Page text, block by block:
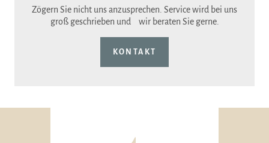
Zögern Sie nicht uns anzusprechen. Service wird bei uns
groß geschrieben und wir beraten Sie gerne.
KONTAKT